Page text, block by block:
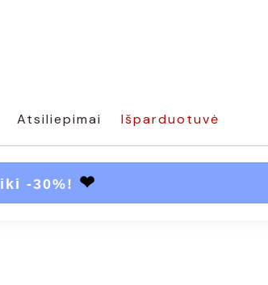
Atsiliepimai Išparduotuvė
iki -30%! ❤